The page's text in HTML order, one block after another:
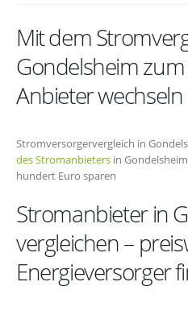
Mit dem
Gondelsheim
Anbieter wechseln
Stromversorgervergleich in
des Stromanbieters in
hundert Euro sparen
Stromanbieter in
vergleichen –
Energieversorger